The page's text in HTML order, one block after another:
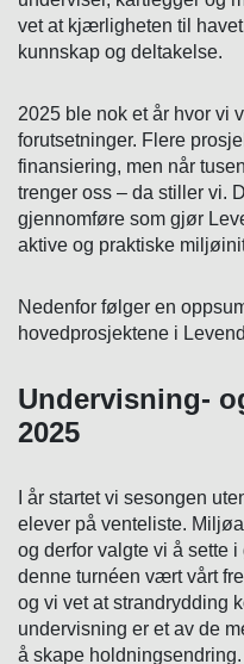
vet at kjærligheten til
kunnskap og deltakelse.
2025 ble nok et år hvor vi
forutsetninger. Flere
finansiering, men når
trenger oss – da stiller vi.
gjennomføre som gjør
aktive og praktiske
Nedenfor følger en
hovedprosjektene i
Undervisning-
2025
I år startet vi sesongen
elever på venteliste.
og derfor valgte vi å sette
denne turnéen vært vårt
og vi vet at strandrydding
undervisning er et av de
å skape holdningsendring.